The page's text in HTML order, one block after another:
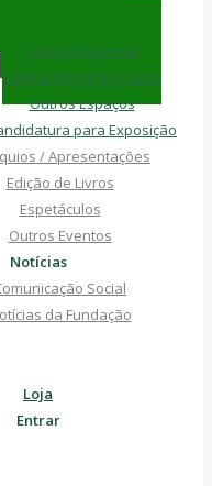
Galeria Noroeste
Galeria Noroeste Coura
Outros Espaços
para Exposição
/ Apresentações
Edição de Livros
Espetáculos
Outros Eventos
Notícias
Social
da Fundação
Loja
Entrar